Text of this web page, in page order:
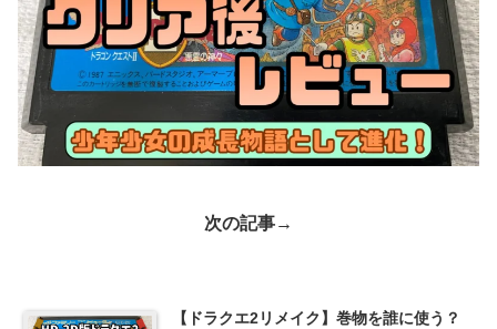
次の記事→
【ドラクエ2リメイク】巻物を誰に使う？